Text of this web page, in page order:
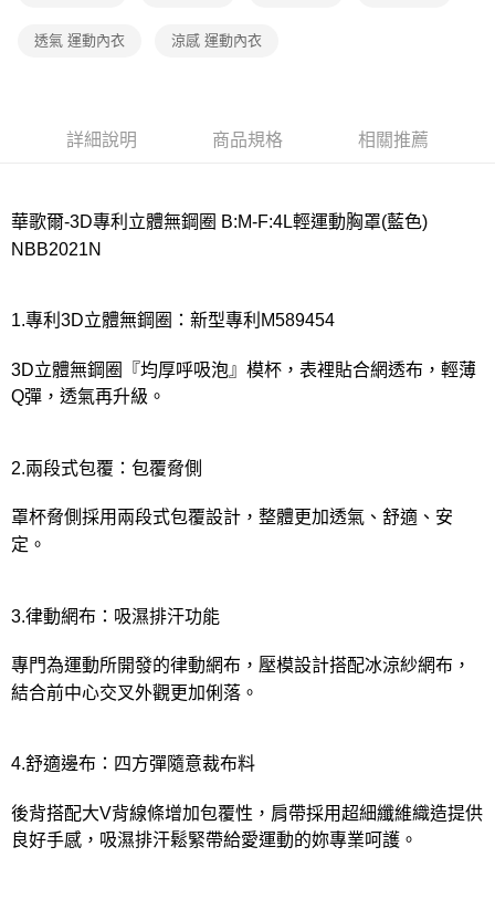
每筆NT$80，滿NT$1,000(含以上)免運費
透氣 運動內衣 涼感 運動內衣
詳細說明 商品規格 相關推薦
華歌爾-3D專利立體無鋼圈 B:M-F:4L輕運動胸罩(藍色)
NBB2021N
1.專利3D立體無鋼圈：新型專利M589454
3D立體無鋼圈『均厚呼吸泡』模杯，表裡貼合網透布，輕薄
Q彈，透氣再升級。
2.兩段式包覆：包覆脅側
罩杯脅側採用兩段式包覆設計，整體更加透氣、舒適、安
定。
3.律動網布：吸濕排汗功能
專門為運動所開發的律動網布，壓模設計搭配冰涼紗網布，
結合前中心交叉外觀更加俐落。
4.舒適邊布：四方彈隨意裁布料
後背搭配大V背線條增加包覆性，肩帶採用超細纖維織造提供
良好手感，吸濕排汗鬆緊帶給愛運動的妳專業呵護。